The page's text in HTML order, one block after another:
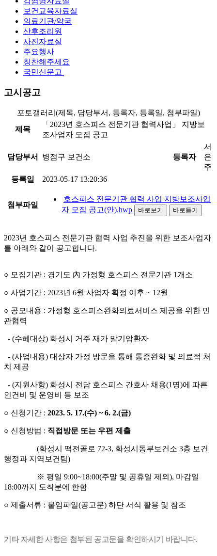
보건교육자료실
의료기관/약국
산후조리원
사진자료실
주요행사
칭찬해주세요
국민신문고
고시공고
포토갤러리(제목, 담당부서, 등록자, 등록일, 첨부파일)
제목
「2023년 호스피스 전문기관 협력사업」 지방보
조사업자 모집 공고
담당부서 병점구 보건소 등록자
서
은
주
등록일
2023-05-17 13:20:36
첨부파일
호스피스 전문기관 협력 사업 지방보조사업
자 모집 공고(안).hwp
바로보기 바로듣기
2023년 호스피스 전문기관 협력 사업 추진을 위한 보조사업자
를 아래와 같이 공고합니다.
○ 모집기관 : 경기도 內 가정형 호스피스 전문기관 1개소
○ 사업기간 : 2023년 6월 사업자 확정 이후 ~ 12월
○ 공모내용 : 가정형 호스피스완화의료서비스 제공을 위한 민
관협력
- (수혜대상) 화성시 거주 재가 말기암환자
- (사업내용) 대상자 가정 방문을 통해 통증완화 및 의료적 처
치 제공
- (지원사항) 화성시 전담 호스피스 간호사 채용(1명)에 따른
인건비 및 운영비 등 보조
○ 신청기간 : 2023. 5. 17.(수) ~ 6. 2.(금)
○ 신청방법 : 직접방문 또는 우편 제출
(화성시 떡전골로 72-3, 화성시동부보건소 3층 보건
행정과 지역보건팀)
※ 평일 9:00~18:00(주말 및 공휴일 제외), 마감일
18:00까지 도착분에 한함
○ 제출서류 : 붙임파일(공고문) 하단 서식 활용 및 참조
기타 자세한 사항은 첨부된 공고문을 확인하시기 바랍니다.